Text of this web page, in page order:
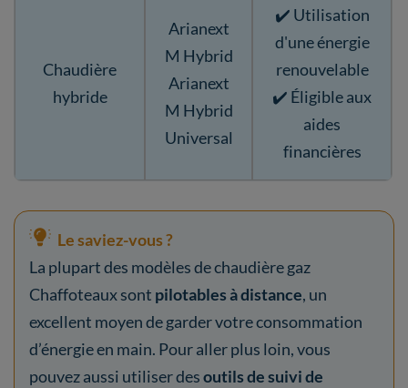
Chaudière
hybride
Arianext
M Hybrid
Arianext
M Hybrid
Universal
✔️ Utilisation
d'une énergie
renouvelable
✔️ Éligible aux
aides
financières
Le saviez-vous ?
La plupart des modèles de chaudière gaz
Chaffoteaux sont pilotables à distance, un
excellent moyen de garder votre consommation
d’énergie en main. Pour aller plus loin, vous
pouvez aussi utiliser desoutils de suivi de